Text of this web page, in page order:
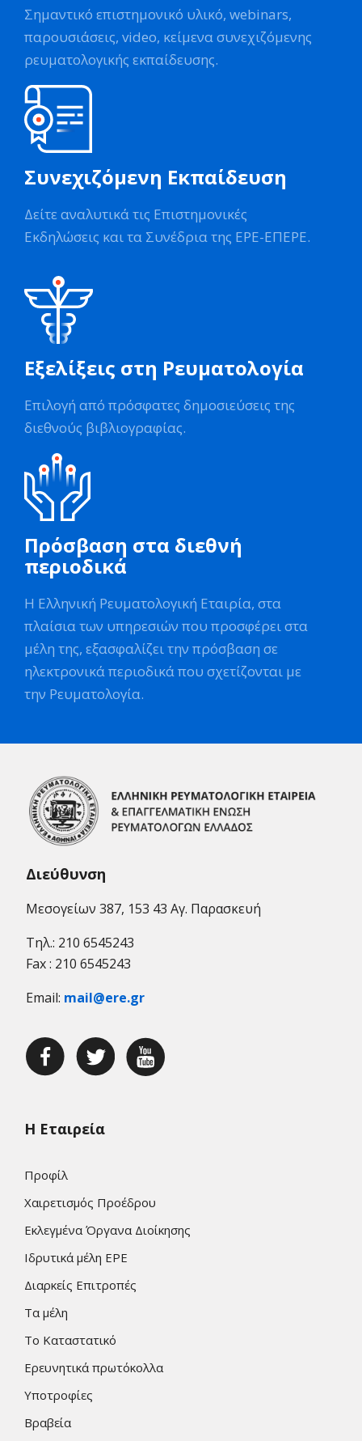
Σημαντικό επιστημονικό υλικό, webinars,
παρουσιάσεις, video, κείμενα συνεχιζόμενης
ρευματολογικής εκπαίδευσης.
Συνεχιζόμενη Εκπαίδευση
Δείτε αναλυτικά τις Επιστημονικές
Εκδηλώσεις και τα Συνέδρια της ΕΡΕ-ΕΠΕΡΕ.
Εξελίξεις στη Ρευματολογία
Επιλογή από πρόσφατες δημοσιεύσεις της
διεθνούς βιβλιογραφίας.
Πρόσβαση στα διεθνή
περιοδικά
Η Ελληνική Ρευματολογική Εταιρία, στα
πλαίσια των υπηρεσιών που προσφέρει στα
μέλη της, εξασφαλίζει την πρόσβαση σε
ηλεκτρονικά περιοδικά που σχετίζονται με
την Ρευματολογία.
Διεύθυνση
Μεσογείων 387, 153 43 Αγ. Παρασκευή
Τηλ.: 210 6545243
Fax : 210 6545243
Email: mail@ere.gr
Η Εταιρεία
Προφίλ
Χαιρετισμός Προέδρου
Εκλεγμένα Όργανα Διοίκησης
Ιδρυτικά μέλη ΕΡΕ
Διαρκείς Επιτροπές
Τα μέλη
Το Καταστατικό
Ερευνητικά πρωτόκολλα
Υποτροφίες
Βραβεία